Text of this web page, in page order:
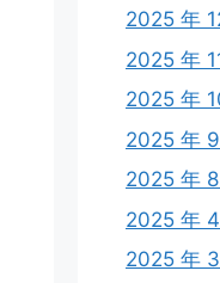
2025 年
2025 年
2025 年
2025 年
2025 年 8
2025 年
2025 年 3